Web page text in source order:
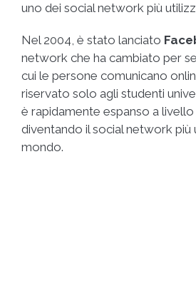
uno dei social network più
Nel 2004, è stato lanciato
network che ha cambiato per
cui le persone comunicano
riservato solo agli studenti
è rapidamente espanso a
diventando il social network più
mondo.